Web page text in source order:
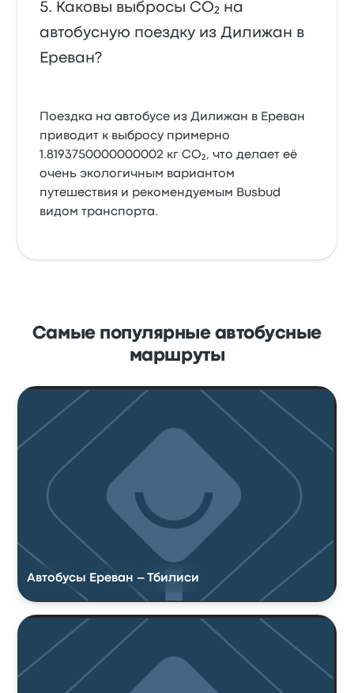
Каковы выбросы CO₂ на
автобусную поездку из Дилижан в
Ереван?
Поездка на автобусе из Дилижан в Ереван
приводит к выбросу примерно
1.8193750000000002 кг CO₂, что делает её
очень экологичным вариантом
путешествия и рекомендуемым Busbud
видом транспорта.
Самые популярные автобусные
маршруты
Автобусы Ереван – Тбилиси